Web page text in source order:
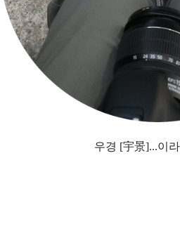
우경 [宇景]...이